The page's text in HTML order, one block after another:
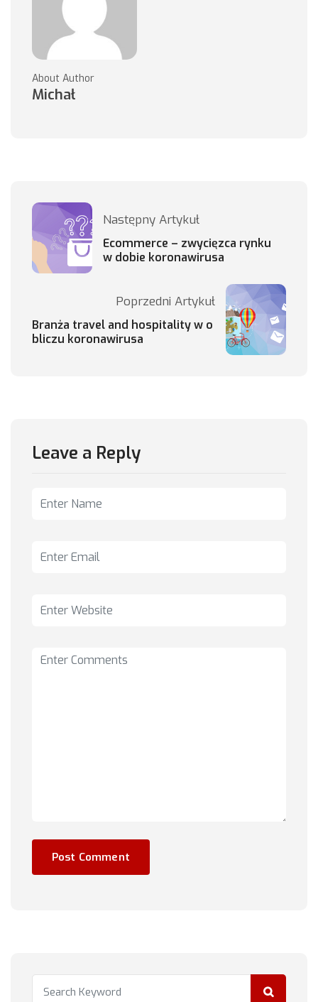
About Author
Michał
Następny Artykuł
Ecommerce – zwycięzca rynku
w dobie koronawirusa
Poprzedni Artykuł
Branża travel and hospitality w o
bliczu koronawirusa
Leave a Reply